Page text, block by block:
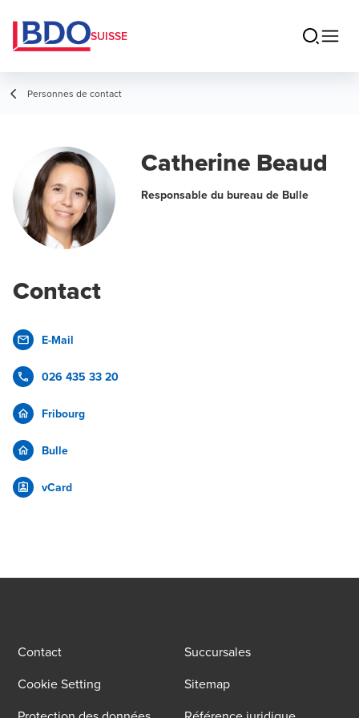
SUISSE
Personnes de contact
Catherine Beaud
Responsable du bureau de Bulle
Contact
E-Mail
026 435 33 20
Fribourg
Bulle
vCard
Contact
Succursales
Cookie Setting
Sitemap